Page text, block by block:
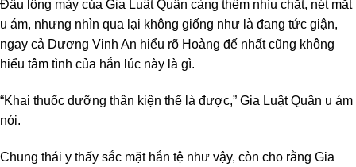
Đầu lông mày của Gia Luật Quân càng thêm nhíu chặt, nét mặt
u ám, nhưng nhìn qua lại không giống như là đang tức giận,
ngay cả Dương Vinh An hiểu rõ Hoàng đế nhất cũng không
hiểu tâm tình của hắn lúc này là gì.
“Khai thuốc dưỡng thân kiện thể là được,” Gia Luật Quân u ám
nói.
Chung thái y thấy sắc mặt hắn tệ như vậy, còn cho rằng Gia